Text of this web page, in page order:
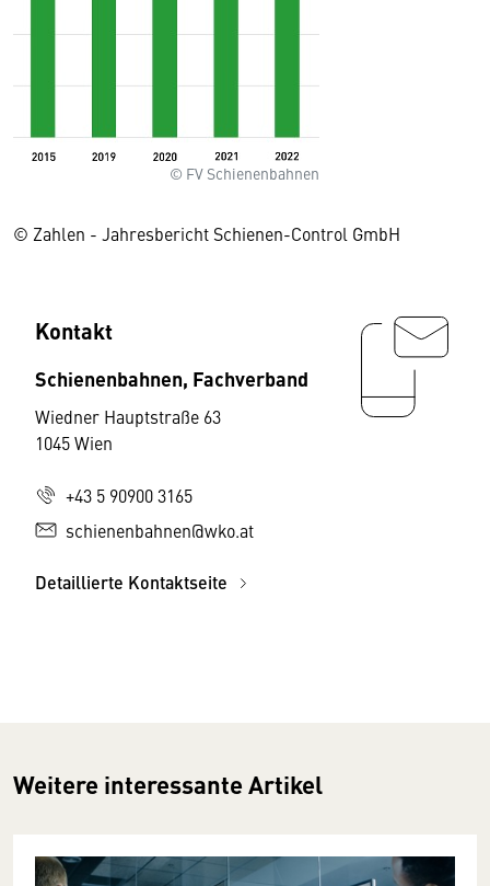
© FV Schienenbahnen
© Zahlen - Jahresbericht Schienen-Control GmbH
Kontakt
Schienenbahnen, Fachverband
Wiedner Hauptstraße 63
1045 Wien
+43 5 90900 3165
schienenbahnen@wko.at
Detaillierte Kontaktseite
Weitere interessante Artikel